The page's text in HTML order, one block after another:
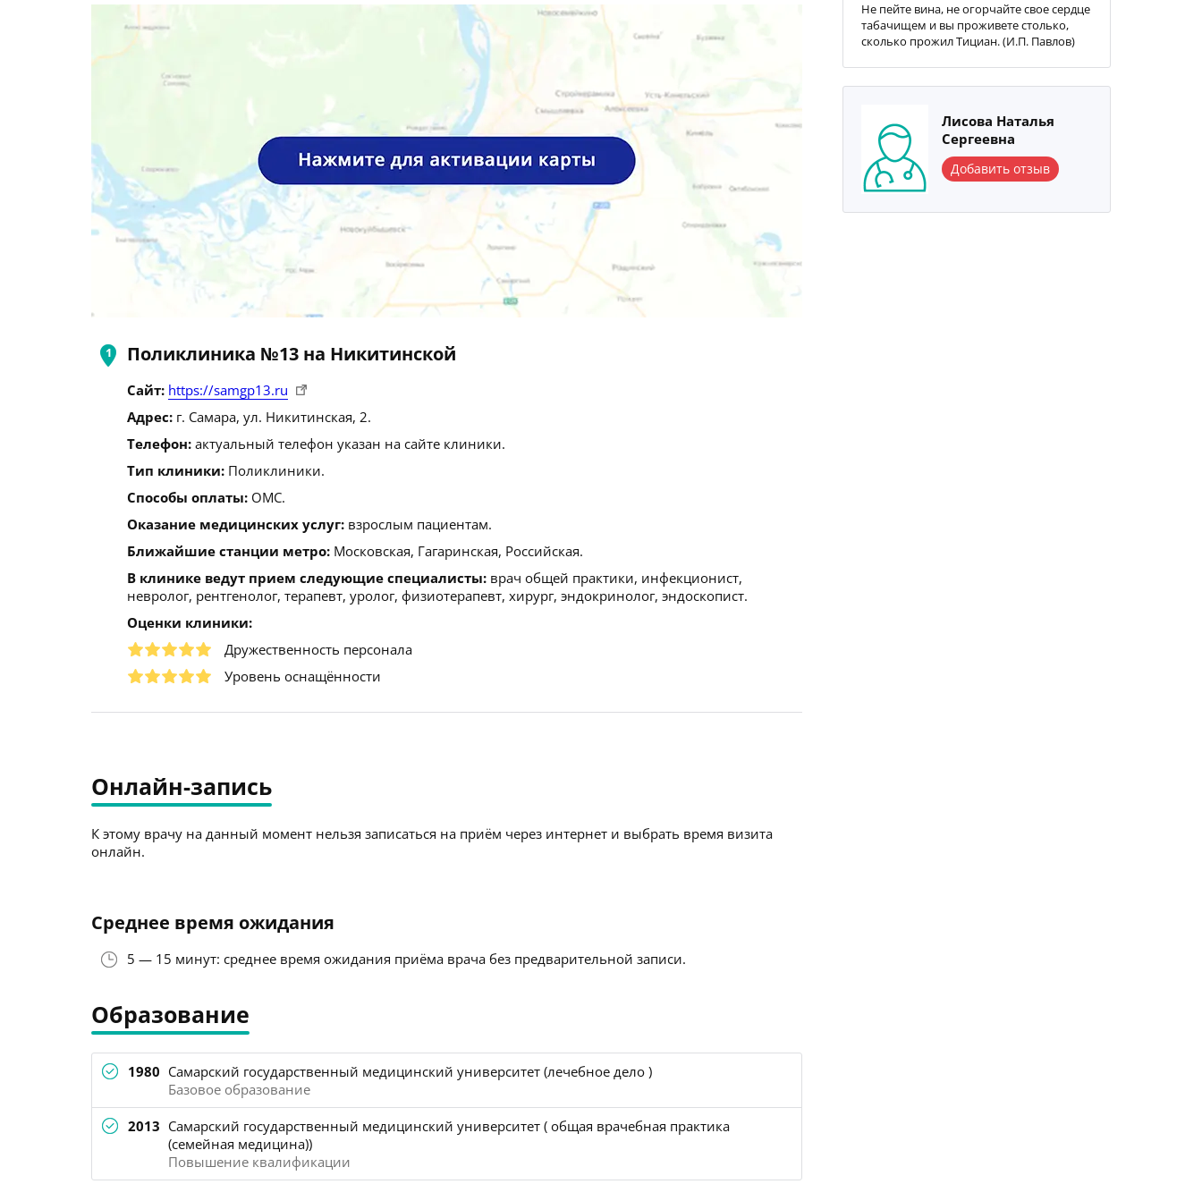
Поликлиника №13 на Никитинской
Сайт: https://samgp13.ru
Адрес: г. Самара, ул. Никитинская, 2.
Телефон: актуальный телефон указан на сайте клиники.
Тип клиники: Поликлиники.
Способы оплаты: ОМС.
Оказание медицинских услуг: взрослым пациентам.
Ближайшие станции метро: Московская, Гагаринская, Российская.
В клинике ведут прием следующие специалисты: врач общей практики, инфекционист,
невролог, рентгенолог, терапевт, уролог, физиотерапевт, хирург, эндокринолог, эндоскопист.
Оценки клиники:
Дружественность персонала
Уровень оснащённости
Онлайн-запись
К этому врачу на данный момент нельзя записаться на приём через интернет и выбрать время визита
онлайн.
Среднее время ожидания
5 — 15 минут: среднее время ожидания приёма врача без предварительной записи.
Образование
1980 Самарский государственный медицинский университет (лечебное дело )
Базовое образование
2013 Самарский государственный медицинский университет ( общая врачебная практика
(семейная медицина))
Повышение квалификации
Не пейте вина, не огорчайте свое сердце
табачищем и вы проживете столько,
сколько прожил Тициан. (И.П. Павлов)
Лисова Наталья
Сергеевна
Добавить отзыв